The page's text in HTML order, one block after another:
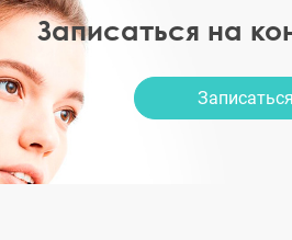
Записаться на
Записаться